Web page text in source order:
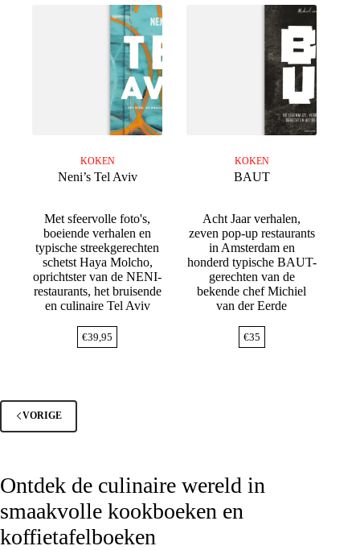
KOKEN
Neni’s Tel Aviv
Met sfeervolle foto's,
boeiende verhalen en
typische streekgerechten
schetst Haya Molcho,
oprichtster van de NENI-
restaurants, het bruisende
en culinaire Tel Aviv
€39,95
KOKEN
BAUT
Acht Jaar verhalen,
zeven pop-up restaurants
in Amsterdam en
honderd typische BAUT-
gerechten van de
bekende chef Michiel
van der Eerde
€35
VORIGE
Ontdek de culinaire wereld in
smaakvolle kookboeken en
koffietafelboeken